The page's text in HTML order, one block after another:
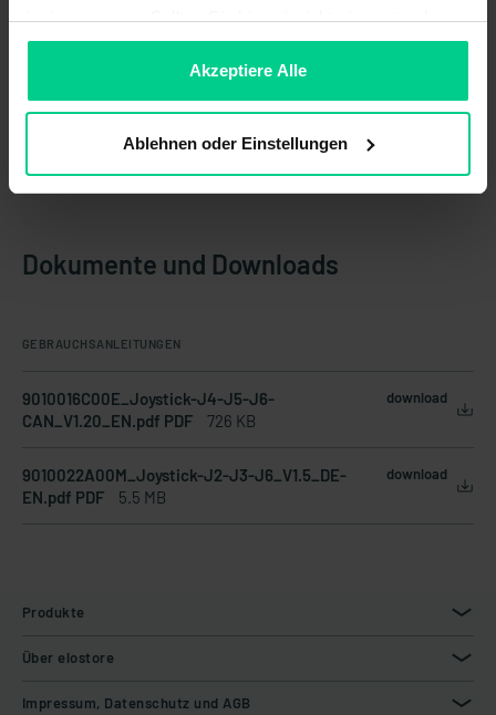
imImpressum. Sollten Sie hiermit nicht einverstanden
sein, können Sie die Verwendung von Cookies hier
Akzeptiere Alle
Ablehnen oder Einstellungen
Artikelgewicht 1.5 kg
85371098
Dokumente und Downloads
GEBRAUCHSANLEITUNGEN
9010016C00E_Joystick-J4-J5-J6-
CAN_V1.20_EN.pdf PDF
726 KB
download
9010022A00M_Joystick-J2-J3-J6_V1.5_DE-
EN.pdf PDF
5.5 MB
download
Produkte
Über elostore
Impressum, Datenschutz und AGB